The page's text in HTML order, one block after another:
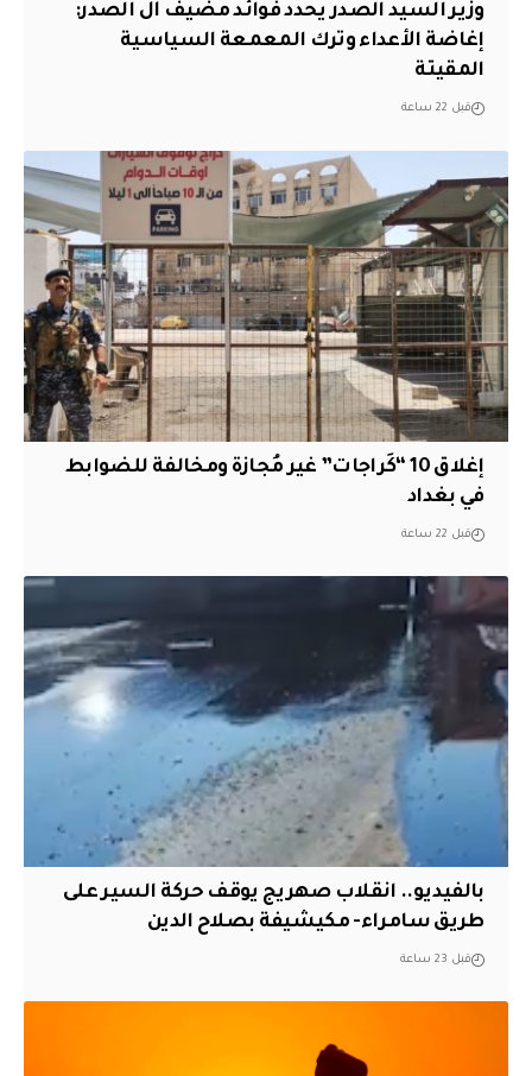
وزير السيد الصدر يحدد فوائد مضيف آل الصدر:
إغاضة الأعداء وترك المعمعة السياسية
المقيتة
قبل 22 ساعة
إغلاق 10 “كَراجات” غير مُجازة ومخالفة للضوابط
في بغداد
قبل 22 ساعة
بالفيديو.. انقلاب صهريج يوقف حركة السير على
طريق سامراء- مكيشيفة بصلاح الدين
قبل 23 ساعة